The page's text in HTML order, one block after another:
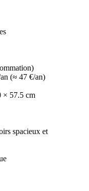
(≈ 47 €/an)
× 57.5 cm
spacieux et